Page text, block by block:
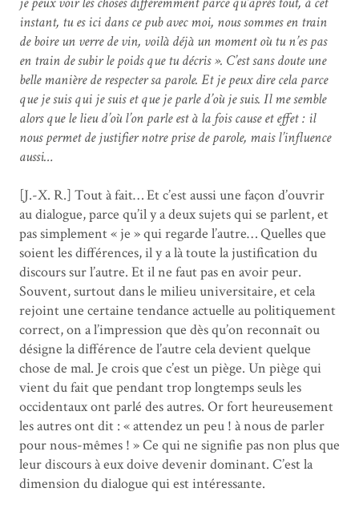
instant, tu es ici dans ce pub avec moi, nous sommes en train
de boire un verre de vin, voilà déjà un moment où tu n’es pas
en train de subir le poids que tu décris ». C’est sans doute une
belle manière de respecter sa parole. Et je peux dire cela parce
que je suis qui je suis et que je parle d’où je suis. Il me semble
alors que le lieu d’où l’on parle est à la fois cause et effet : il
nous permet de justifier notre prise de parole, mais l’influence
aussi…
[J.-X. R.] Tout à fait… Et c’est aussi une façon d’ouvrir
au dialogue, parce qu’il y a deux sujets qui se parlent, et
pas simplement « je » qui regarde l’autre… Quelles que
soient les différences, il y a là toute la justification du
discours sur l’autre. Et il ne faut pas en avoir peur.
Souvent, surtout dans le milieu universitaire, et cela
rejoint une certaine tendance actuelle au politiquement
correct, on a l’impression que dès qu’on reconnaît ou
désigne la différence de l’autre cela devient quelque
chose de mal. Je crois que c’est un piège. Un piège qui
vient du fait que pendant trop longtemps seuls les
occidentaux ont parlé des autres. Or fort heureusement
les autres ont dit : « attendez un peu ! à nous de parler
pour nous-mêmes ! » Ce qui ne signifie pas non plus que
leur discours à eux doive devenir dominant. C’est la
dimension du dialogue qui est intéressante.